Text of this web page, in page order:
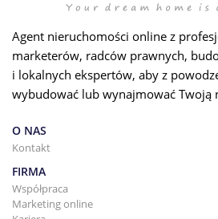
Agent nieruchomości online z
marketerów, radców prawnych,
i lokalnych ekspertów, aby z
wybudować lub wynajmować Twoją
O NAS
Kontakt
FIRMA
Współpraca
Marketing online